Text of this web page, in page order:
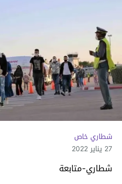
شطاري خاص
27 يناير 2022
شطاري-متابعة